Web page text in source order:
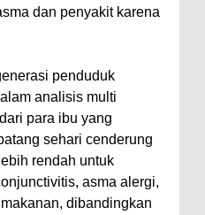
dan penyakit karena
penduduk
analisis multi
para ibu yang
sehari cenderung
rendah untuk
asma alergi,
dibandingkan